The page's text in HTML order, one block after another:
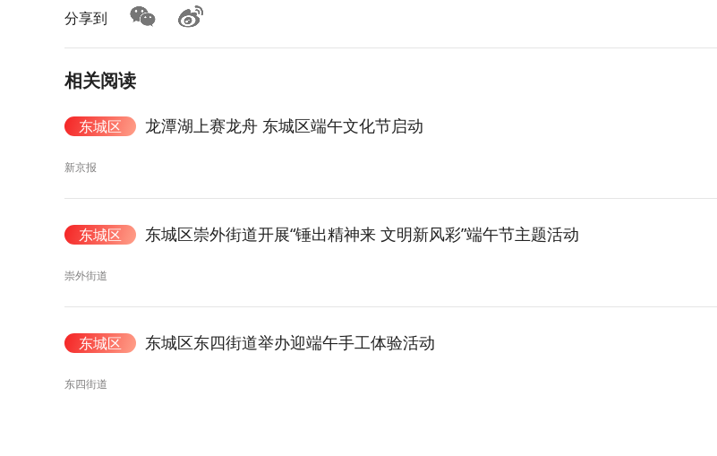
分享到
相关阅读
东城区 龙潭湖上赛龙舟 东城区端午文化节启动
新京报
东城区 东城区崇外街道开展“锤出精神来 文明新风彩”端午节主题活动
崇外街道
东城区 东城区东四街道举办迎端午手工体验活动
东四街道